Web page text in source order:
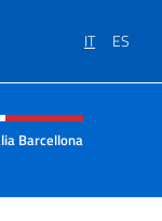
IT ES
e menù
Barcellona